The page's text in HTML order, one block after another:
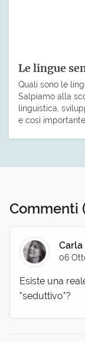
Le lingue
Quali sono le
Salpiamo alla
linguistica,
e così
Commenti
06
Esiste una
"seduttivo"?